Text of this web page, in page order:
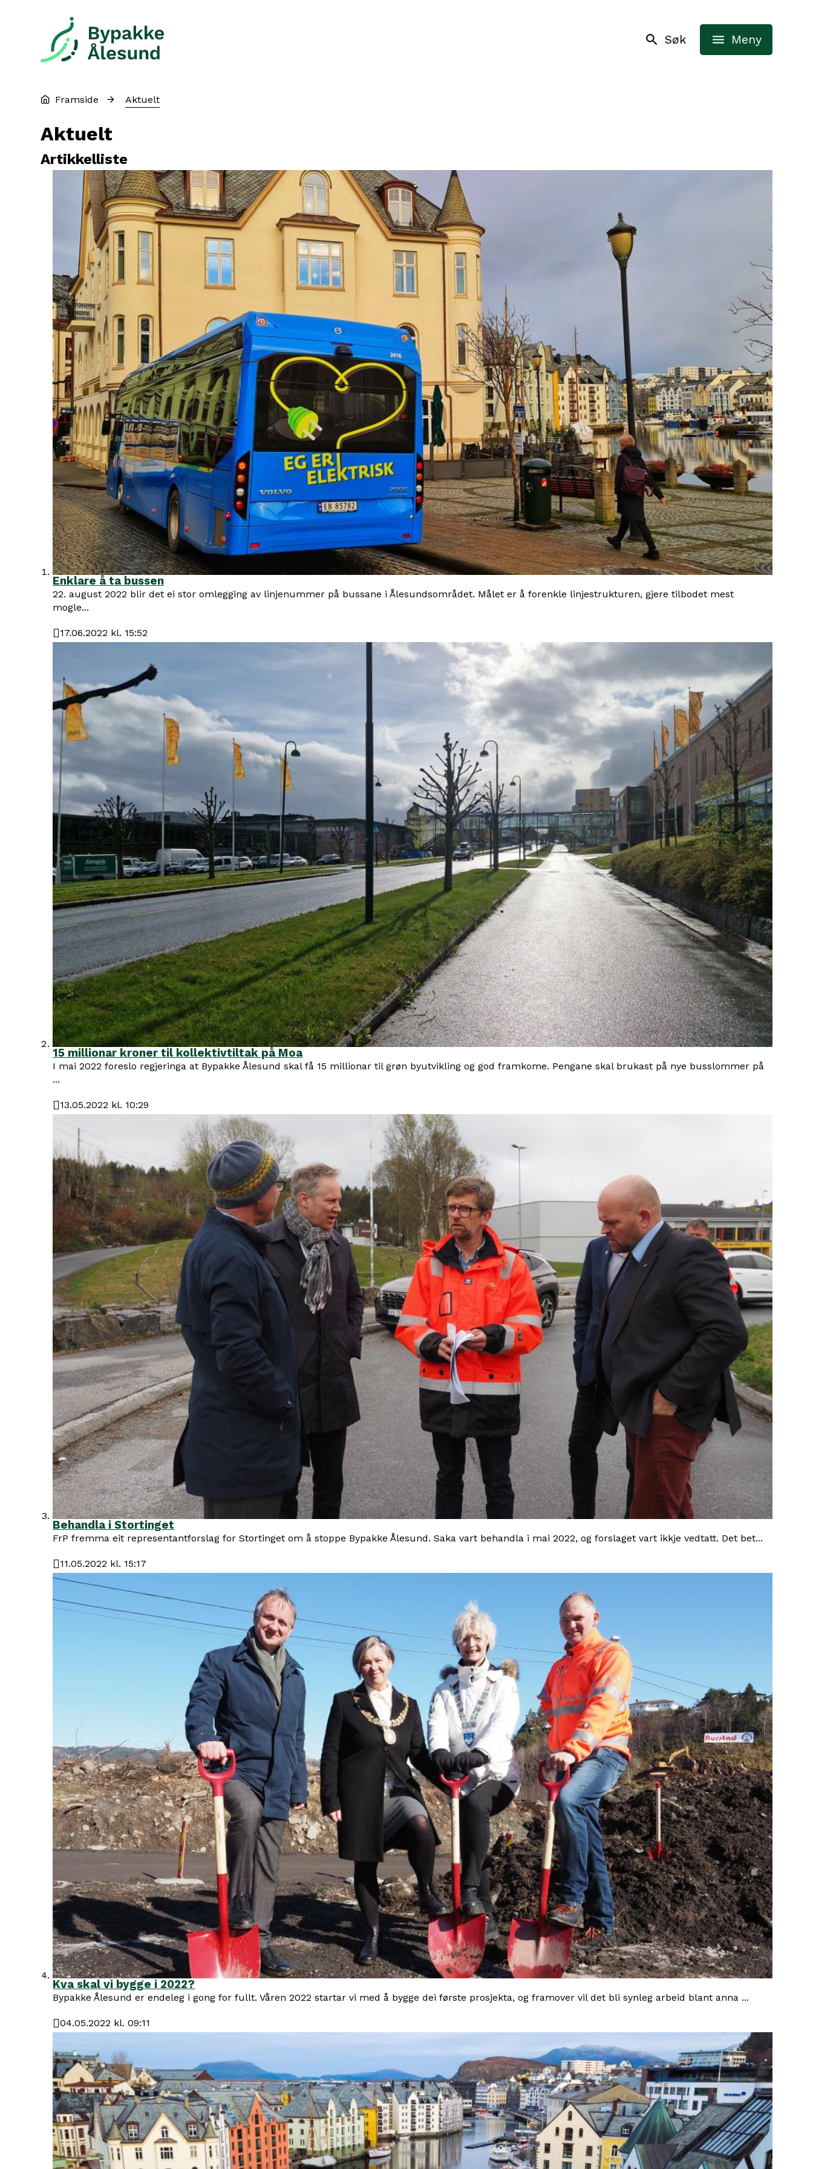
Bypakke Ålesund
Søk Meny
Du er her:
Framside Aktuelt
Aktuelt
Artikkelliste
Enklare å ta bussen
22. august 2022 blir det ei stor omlegging av linjenummer på bussane i Ålesundsområdet. Målet er å forenkle linjestrukturen, gjere tilbodet mest
mogle...
Publisert
17.06.2022 kl. 15:52
15 millionar kroner til kollektivtiltak på Moa
I mai 2022 foreslo regjeringa at Bypakke Ålesund skal få 15 millionar til grøn byutvikling og god framkome. Pengane skal brukast på nye busslommer på
...
Publisert
13.05.2022 kl. 10:29
Behandla i Stortinget
FrP fremma eit representantforslag for Stortinget om å stoppe Bypakke Ålesund. Saka vart behandla i mai 2022, og forslaget vart ikkje vedtatt. Det bet...
Publisert
11.05.2022 kl. 15:17
Kva skal vi bygge i 2022?
Bypakke Ålesund er endeleg i gong for fullt. Våren 2022 startar vi med å bygge dei første prosjekta, og framover vil det bli synleg arbeid blant anna ...
Publisert
04.05.2022 kl. 09:11